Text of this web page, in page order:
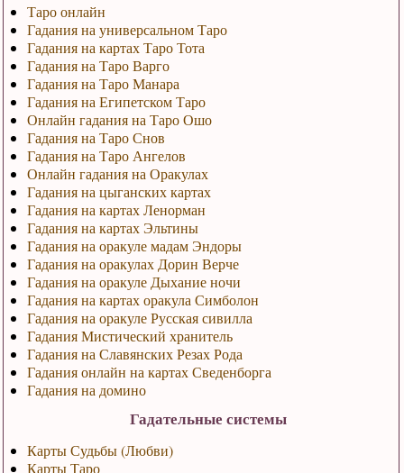
Таро онлайн
Гадания на универсальном Таро
Гадания на картах Таро Тота
Гадания на Таро Варго
Гадания на Таро Манара
Гадания на Египетском Таро
Онлайн гадания на Таро Ошо
Гадания на Таро Снов
Гадания на Таро Ангелов
Онлайн гадания на Оракулах
Гадания на цыганских картах
Гадания на картах Ленорман
Гадания на картах Эльтины
Гадания на оракуле мадам Эндоры
Гадания на оракулах Дорин Верче
Гадания на оракуле Дыхание ночи
Гадания на картах оракула Симболон
Гадания на оракуле Русская сивилла
Гадания Мистический хранитель
Гадания на Славянских Резах Рода
Гадания онлайн на картах Сведенборга
Гадания на домино
Гадательные системы
Карты Судьбы (Любви)
Карты Таро